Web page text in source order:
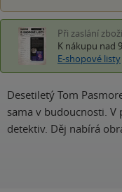
Při zaslání
K nákupu nad
E-shopové listy
Desetiletý Tom
sama v budoucnosti.
detektiv. Děj nabírá